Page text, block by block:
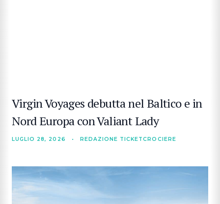
Virgin Voyages debutta nel Baltico e in
Nord Europa con Valiant Lady
LUGLIO 28, 2026 • REDAZIONE TICKETCROCIERE